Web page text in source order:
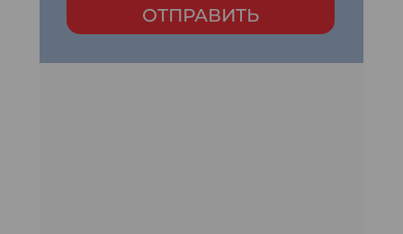
ОТПРАВИТЬ